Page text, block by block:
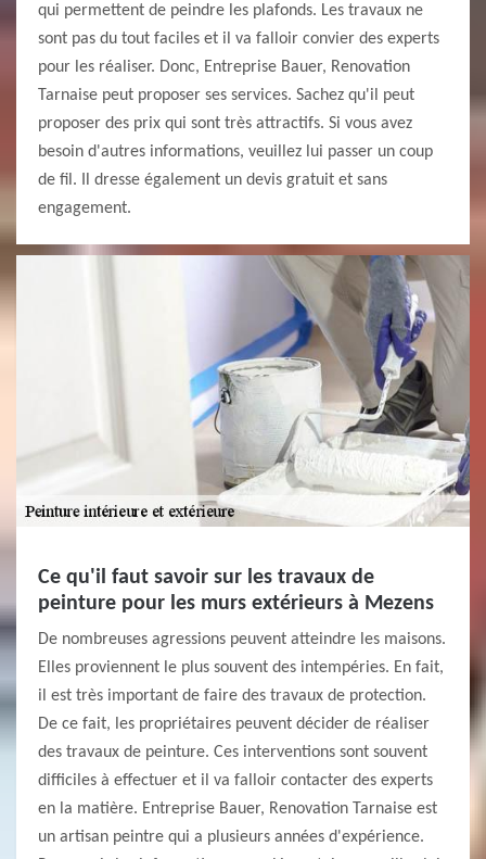
qui permettent de peindre les plafonds. Les travaux ne
sont pas du tout faciles et il va falloir convier des experts
pour les réaliser. Donc, Entreprise Bauer, Renovation
Tarnaise peut proposer ses services. Sachez qu'il peut
proposer des prix qui sont très attractifs. Si vous avez
besoin d'autres informations, veuillez lui passer un coup
de fil. Il dresse également un devis gratuit et sans
engagement.
Ce qu'il faut savoir sur les travaux de
peinture pour les murs extérieurs à Mezens
De nombreuses agressions peuvent atteindre les maisons.
Elles proviennent le plus souvent des intempéries. En fait,
il est très important de faire des travaux de protection.
De ce fait, les propriétaires peuvent décider de réaliser
des travaux de peinture. Ces interventions sont souvent
difficiles à effectuer et il va falloir contacter des experts
en la matière. Entreprise Bauer, Renovation Tarnaise est
un artisan peintre qui a plusieurs années d'expérience.